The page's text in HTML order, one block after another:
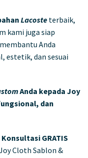
Lacoste terbaik,
kami juga siap
Anda
estetik, dan sesuai
Anda kepada Joy
dan
GRATIS
Cloth Sablon &